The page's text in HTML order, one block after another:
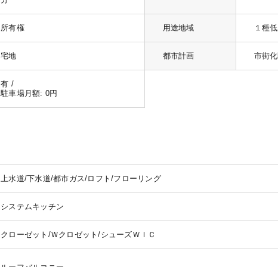
所有権 用途地域 １種
宅地 都市計画 市街
有 /
駐車場月額: 0円
上水道/下水道/都市ガス/ロフト/フローリング
システムキッチン
クローゼット/Ｗクロゼット/シューズＷＩＣ